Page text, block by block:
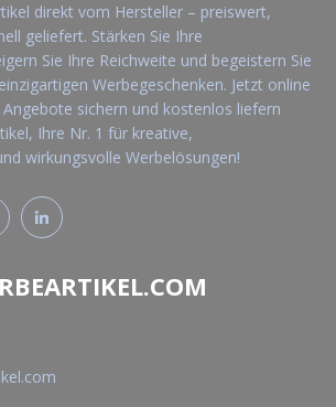
direkt vom Hersteller – preiswert,
geliefert. Stärken Sie Ihre
Sie Ihre Reichweite und begeistern Sie
Werbegeschenken. Jetzt online
sichern und kostenlos liefern
Ihre Nr. 1 für kreative,
wirkungsvolle Werbelösungen!